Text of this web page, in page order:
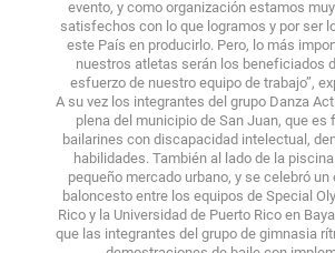
evento, y como organización estamos
satisfechos con lo que logramos y por ser
este País en producirlo. Pero, lo más
nuestros atletas serán los beneficiados
esfuerzo de nuestro equipo de trabajo”,
A su vez los integrantes del grupo Danza
plena del municipio de San Juan, que es
bailarines con discapacidad intelectual,
habilidades. También al lado de la
pequeño mercado urbano, y se celebró un
baloncesto entre los equipos de Special
Rico y la Universidad de Puerto Rico en
que las integrantes del grupo de gimnasia